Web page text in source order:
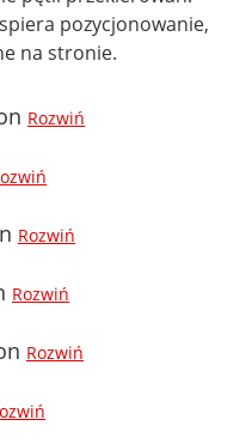
pozycjonowanie,
na stronie.
Rozwiń
Rozwiń
Rozwiń
Rozwiń